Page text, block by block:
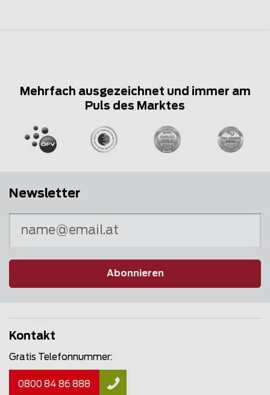
Mehrfach ausgezeichnet und immer am
Puls des Marktes
Newsletter
Abonnieren
Kontakt
Gratis Telefonnummer:
0800 84 86 888